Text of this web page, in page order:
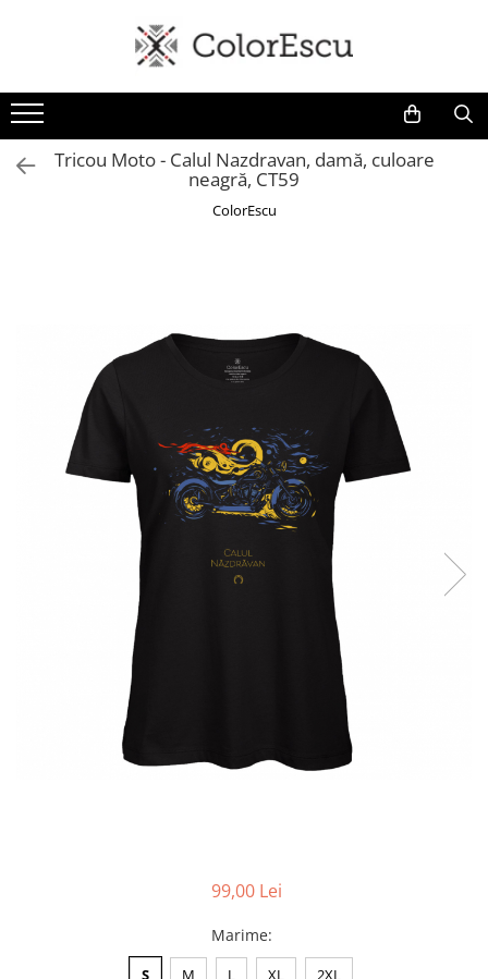
Toate produsele
Tricouri
Tricouri bărbați
Tricouri damă
Bluze si hanorace damă
Bluze de trening | Bluze tehnice
Pantaloni
Șepci și căciuli
Simboluri tradiționale
Tricouri cu mesaje de bine
Tricouri de poveste
Carduri Cadou
Colecții speciale
Tricou Moto - Calul Nazdravan, damă, culoare
neagră, CT59
ColorEscu
99,00 Lei
Marime: